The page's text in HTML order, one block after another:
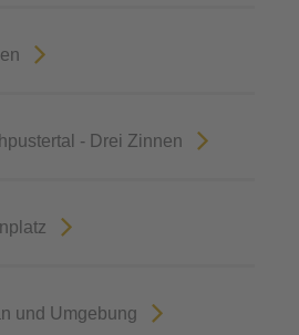
- Drei Zinnen
und Umgebung